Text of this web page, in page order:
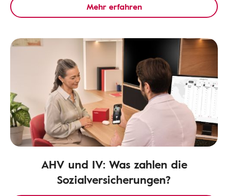
Mehr erfahren
AHV und IV: Was zahlen die
Sozialversicherungen?